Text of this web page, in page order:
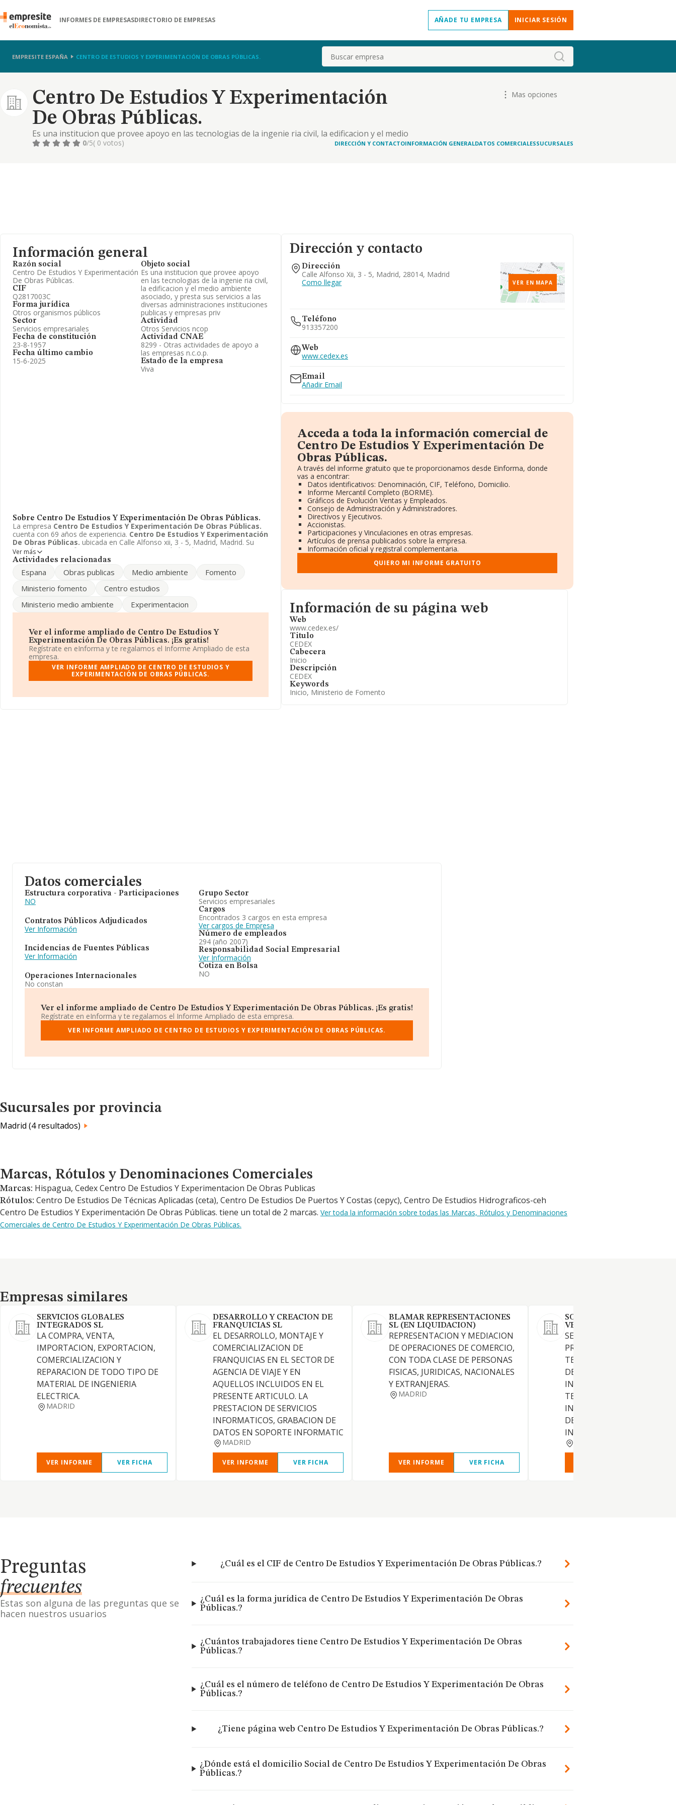
INFORMES DE EMPRESASDIRECTORIO DE EMPRESAS AÑADE TU EMPRESA INICIAR SESIÓN
EMPRESITE ESPAÑA CENTRO DE ESTUDIOS Y EXPERIMENTACIÓN DE OBRAS PÚBLICAS. Buscar
Centro De Estudios Y Experimentación
De Obras Públicas.
Es una institucion que provee apoyo en las tecnologias de la ingenie ria civil, la edificacion y el medio
ambiente asociado, y presta sus servicios a las diversas administraciones instituciones publicas y
Mas opciones
0/5( 0 votos) DIRECCIÓN Y CONTACTOINFORMACIÓN GENERALDATOS COMERCIALESSUCURSALES
Información general
Razón social
Centro De Estudios Y Experimentación
De Obras Públicas.
CIF
Q2817003C
Forma jurídica
Otros organismos públicos
Sector
Servicios empresariales
Fecha de constitución
23-8-1957
Fecha último cambio
15-6-2025
Objeto social
Es una institucion que provee apoyo
en las tecnologias de la ingenie ria civil,
la edificacion y el medio ambiente
asociado, y presta sus servicios a las
diversas administraciones instituciones
publicas y empresas priv
Actividad
Otros Servicios ncop
Actividad CNAE
8299 - Otras actividades de apoyo a
las empresas n.c.o.p.
Estado de la empresa
Viva
Sobre Centro De Estudios Y Experimentación De Obras Públicas.
La empresa Centro De Estudios Y Experimentación De Obras Públicas.
cuenta con 69 años de experiencia. Centro De Estudios Y Experimentación
De Obras Públicas. ubicada en Calle Alfonso xii, 3 - 5, Madrid, Madrid. Su
actividad CNAE se fine como 8299 - Otras actividades de apoyo a las
empresas n.c.o.p.. El modelo de sociedad de
Centro De Estudios Y Experimentación De Obras Públicas.tiene 4
de la empresaCentro De Estudios Y Experimentación De Obras
Ver más
Actividades relacionadas
Espana Obras publicas Medio ambiente
Fomento
Ministerio fomento
Centro estudios
Ministerio medio ambiente
Experimentacion
Ver el informe ampliado de Centro De Estudios Y
Experimentación De Obras Públicas. ¡Es gratis!
Regístrate en eInforma y te regalamos el Informe Ampliado de esta
empresa.
VER INFORME AMPLIADO DE CENTRO DE ESTUDIOS Y
EXPERIMENTACIÓN DE OBRAS PÚBLICAS.
Dirección y contacto
Dirección
Calle Alfonso Xii, 3 - 5, Madrid, 28014, Madrid
Como llegar
VER EN MAPA
Teléfono
913357200
Web
www.cedex.es
Email
Añadir Email
Acceda a toda la información comercial de
Centro De Estudios Y Experimentación De
Obras Públicas.
A través del informe gratuito que te proporcionamos desde Einforma, donde
vas a encontrar:
Datos identificativos: Denominación, CIF, Teléfono, Domicilio.
Informe Mercantil Completo (BORME).
Gráficos de Evolución Ventas y Empleados.
Consejo de Administración y Administradores.
Directivos y Ejecutivos.
Accionistas.
Participaciones y Vinculaciones en otras empresas.
Artículos de prensa publicados sobre la empresa.
Información oficial y registral complementaria.
QUIERO MI INFORME GRATUITO
Informacion de su página web
Información de su página web
Web
www.cedex.es/
Titulo
CEDEX
Cabecera
Inicio
Descripción
CEDEX
Keywords
Inicio, Ministerio de Fomento
Datos comerciales
Estructura corporativa - Participaciones
NO
Contratos Públicos Adjudicados
Ver Información
Incidencias de Fuentes Públicas
Ver Información
Operaciones Internacionales
No constan
Grupo Sector
Servicios empresariales
Cargos
Encontrados 3 cargos en esta empresa
Ver cargos de Empresa
Número de empleados
294 (año 2007)
Responsabilidad Social Empresarial
Ver Información
Cotiza en Bolsa
NO
Ver el informe ampliado de Centro De Estudios Y Experimentación De Obras Públicas. ¡Es gratis!
Regístrate en eInforma y te regalamos el Informe Ampliado de esta empresa.
VER INFORME AMPLIADO DE CENTRO DE ESTUDIOS Y EXPERIMENTACIÓN DE OBRAS PÚBLICAS.
Sucursales por provincia
Madrid (4 resultados)
Marcas, Rótulos y Denominaciones Comerciales
Marcas, Rótulos y Denominaciones Comerciales
Marcas: Hispagua, Cedex Centro De Estudios Y Experimentacion De Obras Publicas
Rótulos: Centro De Estudios De Técnicas Aplicadas (ceta), Centro De Estudios De Puertos Y Costas (cepyc), Centro De Estudios Hidrograficos-ceh
Centro De Estudios Y Experimentación De Obras Públicas. tiene un total de 2 marcas. Ver toda la información sobre todas las Marcas, Rótulos y Denominaciones
Comerciales de Centro De Estudios Y Experimentación De Obras Públicas.
Empresas similares
Empresas similares
SERVICIOS GLOBALES
INTEGRADOS SL
LA COMPRA, VENTA,
IMPORTACION, EXPORTACION,
COMERCIALIZACION Y
REPARACION DE TODO TIPO DE
MATERIAL DE INGENIERIA
ELECTRICA.
MADRID
VER INFORME VER FICHA
DESARROLLO Y CREACION DE
FRANQUICIAS SL
EL DESARROLLO, MONTAJE Y
COMERCIALIZACION DE
FRANQUICIAS EN EL SECTOR DE
AGENCIA DE VIAJE Y EN
AQUELLOS INCLUIDOS EN EL
PRESENTE ARTICULO. LA
PRESTACION DE SERVICIOS
INFORMATICOS, GRABACION DE
DATOS EN SOPORTE INFORMATIC
MADRID
VER INFORME VER FICHA
BLAMAR REPRESENTACIONES
SL (EN LIQUIDACION)
REPRESENTACION Y MEDIACION
DE OPERACIONES DE COMERCIO,
CON TODA CLASE DE PERSONAS
FISICAS, JURIDICAS, NACIONALES
Y EXTRANJERAS.
MADRID
VER INFORME VER FICHA
SOREL INVESTMENTS &
VENTURES SL
SERVICIOS DE TELEMATICA Y
PROMOCION DE NUEVAS
TECNOLOGIAS EN LOS
DE CONSULTORIA DE
INFORMATICA, TELEMATICA,
TELECOMUNICACIONES E
INTERNET, ASIMISMO
DEDICARSE A LA DIFUSION,
INVERSIONES, ESTUDIOS,
Preguntas
frecuentes
Estas son alguna de las preguntas que se
hacen nuestros usuarios
¿Cuál es el CIF de Centro De Estudios Y Experimentación De Obras Públicas.?
¿Cuál es la forma jurídica de Centro De Estudios Y Experimentación De Obras
Públicas.?
¿Cuántos trabajadores tiene Centro De Estudios Y Experimentación De Obras
Públicas.?
¿Cuál es el número de teléfono de Centro De Estudios Y Experimentación De Obras
Públicas.?
¿Tiene página web Centro De Estudios Y Experimentación De Obras Públicas.?
¿Dónde está el domicilio Social de Centro De Estudios Y Experimentación De Obras
Públicas.?